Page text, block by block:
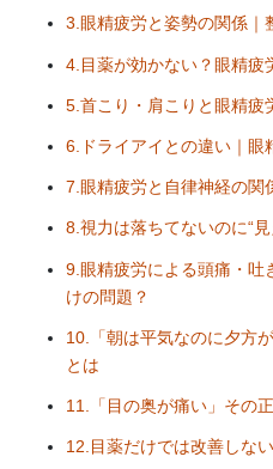
3.眼精疲労と姿勢の関係｜
4.目薬が効かない？眼精疲
5.首こり・肩こりと眼精疲
6.ドライアイとの違い｜眼
7.眼精疲労と自律神経の関
8.視力は落ちてないのに“
9.眼精疲労による頭痛・吐
けの問題？
10.「朝は平気なのに夕方
とは
11.「目の奥が痛い」その
12.目薬だけでは改善しな